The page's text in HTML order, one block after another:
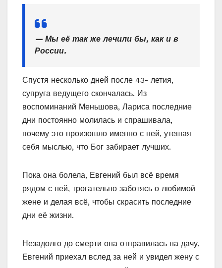
— Мы её так же лечили бы, как и в
России.
Спустя несколько дней после 43- летия,
супруга ведущего скончалась. Из
воспоминаний Меньшова, Лариса последние
дни постоянно молилась и спрашивала,
почему это произошло именно с ней, утешая
себя мыслью, что Бог забирает лучших.
Пока она болела, Евгений был всё время
рядом с ней, трогательно заботясь о любимой
жене и делая всё, чтобы скрасить последние
дни её жизни.
Незадолго до смерти она отправилась на дачу,
Евгений приехал вслед за ней и увидел жену с